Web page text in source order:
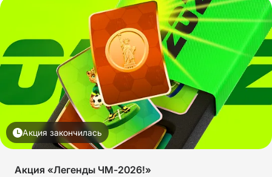
Акция закончилась
Акция «Легенды ЧМ-2026!»